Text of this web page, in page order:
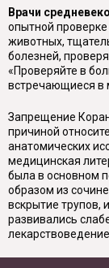
Врачи
опытной проверке
животных,
болезней,
«Проверяйте в
встречающиеся в
Запрещение
причиной
анатомических
медицинская
была в основном
образом из
вскрытие трупов,
развивались